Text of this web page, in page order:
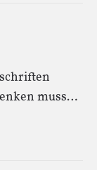
muss…